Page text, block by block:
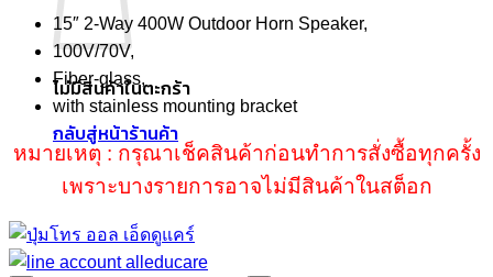
ไม่มีสินค้าในตะกร้า
กลับสู่หน้าร้านค้า
15″ 2-Way 400W Outdoor Horn Speaker,
100V/70V,
Fiber-glass,
with stainless mounting bracket
หมายเหตุ : กรุณาเช็คสินค้าก่อนทำการสั่งซื้อทุกครั้ง
เพราะบางรายการอาจไม่มีสินค้าในสต็อก